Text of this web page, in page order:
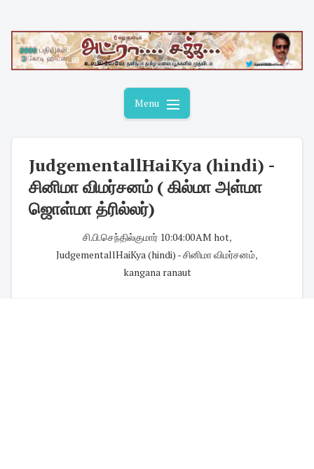
content
Menu
JudgementallHaiKya (hindi) -
சினிமா விமர்சனம் ( கில்மா அள்மா
ஜொள்மா த்ரில்லர்)
சி.பி.செந்தில்குமார்· 10:04:00 AM hot,
JudgementallHaiKya (hindi) - சினிமா விமர்சனம்,
kangana ranaut